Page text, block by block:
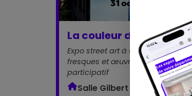
La couleur des murs
Expo street art à Clermont : 11
fresques et œuvres nées d’un
participatif
Salle Gilbert Gaillard